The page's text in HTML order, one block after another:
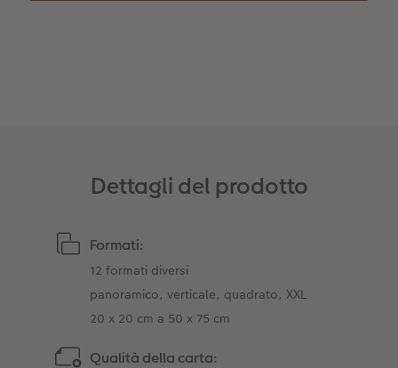
Dettagli del prodotto
Formati:
12 formati diversi
panoramico, verticale, quadrato, XXL
20 x 20 cm a 50 x 75 cm
Qualità della carta: